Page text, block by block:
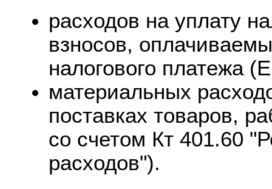
расходов на уплату
взносов,
налогового платежа
материальных
поставках товаров,
со счетом Кт 401.60
расходов").